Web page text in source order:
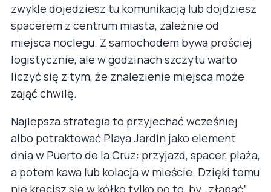
zwykle dojedziesz tu komunikacją lub dojdziesz
spacerem z centrum miasta, zależnie od
miejsca noclegu. Z samochodem bywa prościej
logistycznie, ale w godzinach szczytu warto
liczyć się z tym, że znalezienie miejsca może
zająć chwilę.
Najlepsza strategia to przyjechać wcześniej
albo potraktować Playa Jardín jako element
dnia w Puerto de la Cruz: przyjazd, spacer, plaża,
a potem kawa lub kolacja w mieście. Dzięki temu
nie kręcisz się w kółko tylko po to, by „złapać”